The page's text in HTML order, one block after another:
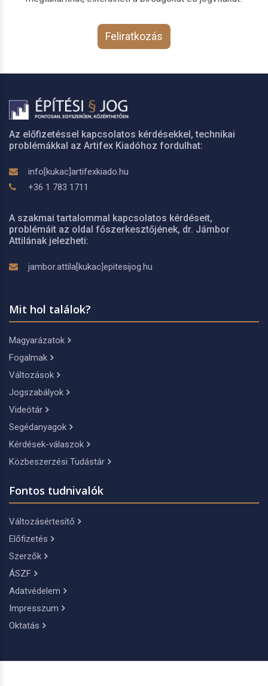
Feliratkozás
Az előfizetéssel kapcsolatos kérdésekkel, technikai
problémákkal az Artifex Kiadóhoz fordulhat:
info[kukac]artifexkiado.hu
+36 1 783 1711
A szakmai tartalommal kapcsolatos kérdéseit,
problémáit az oldal főszerkesztőjének, dr. Jámbor
Attilának jelezheti:
jambor.attila[kukac]epitesijog.hu
Mit hol találok?
Magyarázatok
Fogalmak
Változások
Jogszabályok
Videótár
Segédanyagok
Kérdések-válaszok
Közbeszerzési Tudástár
Fontos tudnivalók
Változásértesítő
Előfizetés
Szerzők
ÁSZF
Adatvédelem
Impresszum
Oktatás